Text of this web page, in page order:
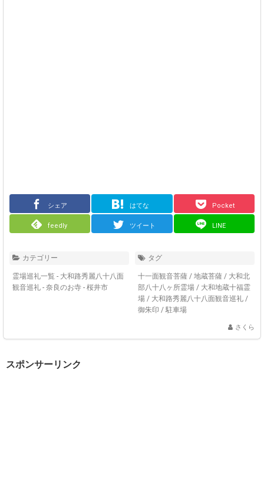
シェア はてな Pocket
feedly ツイート LINE
カテゴリー
霊場巡礼一覧 - 大和路秀麗八十八面
観音巡礼 - 奈良のお寺 - 桜井市
タグ
十一面観音菩薩 / 地蔵菩薩 / 大和北
部八十八ヶ所霊場 / 大和地蔵十福霊
場 / 大和路秀麗八十八面観音巡礼 /
御朱印 / 駐車場
さくら
スポンサーリンク